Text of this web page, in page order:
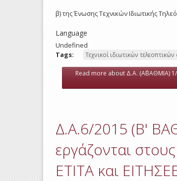
β) της Ένωσης Τεχνικών Ιδιωτικής
Language
Undefined
Tags:
Τεχνικοί ιδιωτικών
Read more about Δ.Α. (Α΄ΒΑΘΜΙΑ) 1/
Δ.Α.6/2015 (Β'
εργάζονται
ΕΤΙΤΑ και